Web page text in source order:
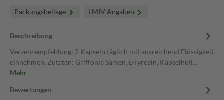
Packungsbeilage LMIV Angaben
Beschreibung
Verzehrempfehlung: 2 Kapseln täglich mit ausreichend Flüssigkeit
einnehmen. Zutaten: Griffonia Samen, L-Tyrosin, Kapselhüll…
Mehr
Bewertungen